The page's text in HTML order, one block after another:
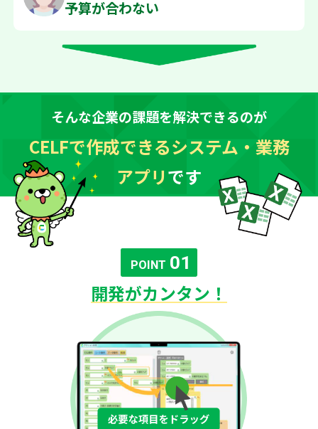
予算が合わない
そんな企業の課題を解決できるのが
CELFで作成できるシステム・業務
アプリです
POINT 01
開発がカンタン！